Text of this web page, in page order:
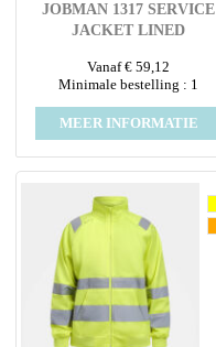
JOBMAN 1317 SERVICE
JACKET LINED
Vanaf € 59,12
Minimale bestelling : 1
MEER INFORMATIE